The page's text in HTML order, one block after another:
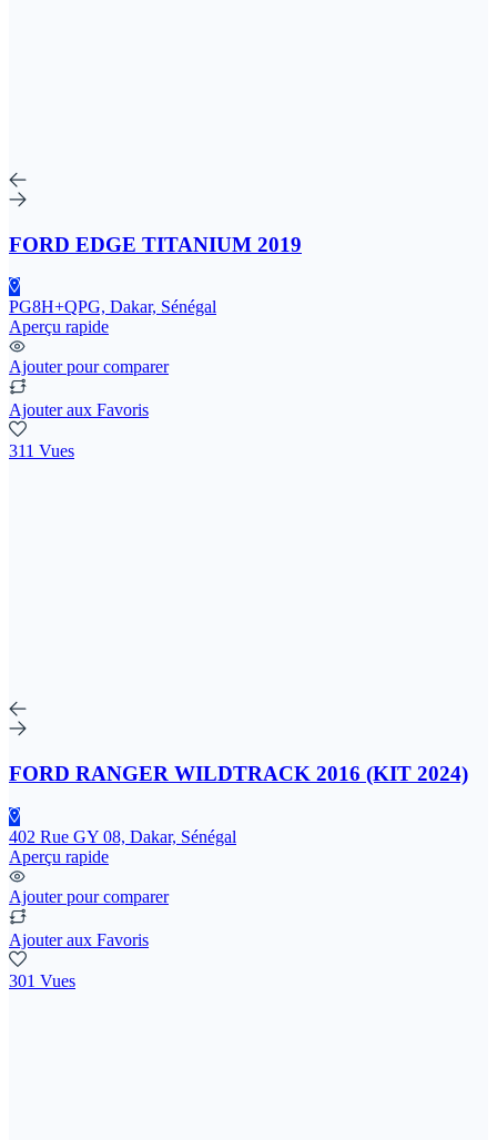
FORD EDGE TITANIUM 2019
PG8H+QPG, Dakar, Sénégal
Aperçu rapide
Ajouter pour comparer
Ajouter aux Favoris
311 Vues
FORD RANGER WILDTRACK 2016 (KIT 2024)
402 Rue GY 08, Dakar, Sénégal
Aperçu rapide
Ajouter pour comparer
Ajouter aux Favoris
301 Vues